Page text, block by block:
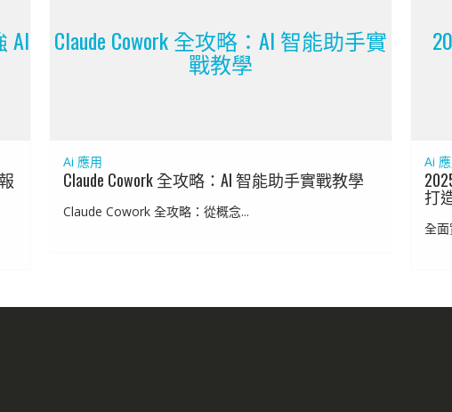
AI Claude Cowork 全攻略：AI 智能助手實
戰教學
Ai 應用
Claude Cowork 全攻略：AI 智能助手實戰教學
Claude Cowork 全攻略：從概念...
Ai
打
全